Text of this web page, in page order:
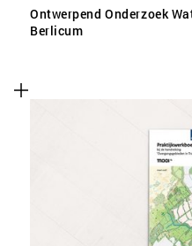
Ontwerpend Onderzoek
Berlicum